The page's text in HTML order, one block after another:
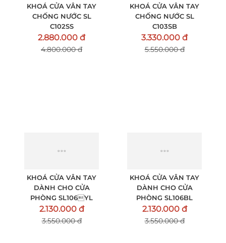
CHỐNG NƯỚC SL
CHỐNG NƯỚC SL
DÀNH CHO CỬA
DÀNH CHO CỬA